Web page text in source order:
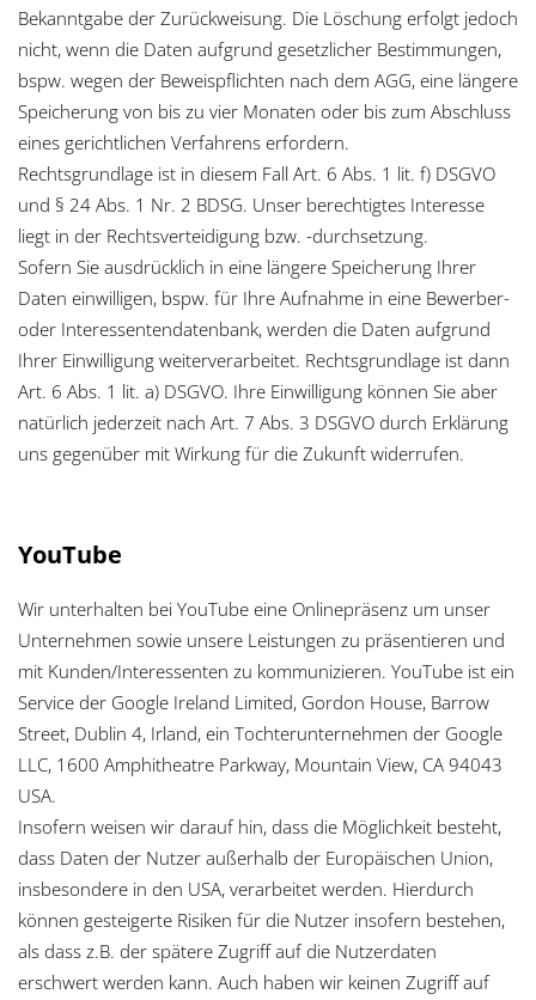
Bekanntgabe der Zurückweisung. Die Löschung erfolgt jedoch
nicht, wenn die Daten aufgrund gesetzlicher Bestimmungen,
bspw. wegen der Beweispflichten nach dem AGG, eine längere
Speicherung von bis zu vier Monaten oder bis zum Abschluss
eines gerichtlichen Verfahrens erfordern.
Rechtsgrundlage ist in diesem Fall Art. 6 Abs. 1 lit. f) DSGVO
und § 24 Abs. 1 Nr. 2 BDSG. Unser berechtigtes Interesse
liegt in der Rechtsverteidigung bzw. -durchsetzung.
Sofern Sie ausdrücklich in eine längere Speicherung Ihrer
Daten einwilligen, bspw. für Ihre Aufnahme in eine Bewerber-
oder Interessentendatenbank, werden die Daten aufgrund
Ihrer Einwilligung weiterverarbeitet. Rechtsgrundlage ist dann
Art. 6 Abs. 1 lit. a) DSGVO. Ihre Einwilligung können Sie aber
natürlich jederzeit nach Art. 7 Abs. 3 DSGVO durch Erklärung
uns gegenüber mit Wirkung für die Zukunft widerrufen.
YouTube
Wir unterhalten bei YouTube eine Onlinepräsenz um unser
Unternehmen sowie unsere Leistungen zu präsentieren und
mit Kunden/Interessenten zu kommunizieren. YouTube ist ein
Service der Google Ireland Limited, Gordon House, Barrow
Street, Dublin 4, Irland, ein Tochterunternehmen der Google
LLC, 1600 Amphitheatre Parkway, Mountain View, CA 94043
USA.
Insofern weisen wir darauf hin, dass die Möglichkeit besteht,
dass Daten der Nutzer außerhalb der Europäischen Union,
insbesondere in den USA, verarbeitet werden. Hierdurch
können gesteigerte Risiken für die Nutzer insofern bestehen,
als dass z.B. der spätere Zugriff auf die Nutzerdaten
erschwert werden kann. Auch haben wir keinen Zugriff auf